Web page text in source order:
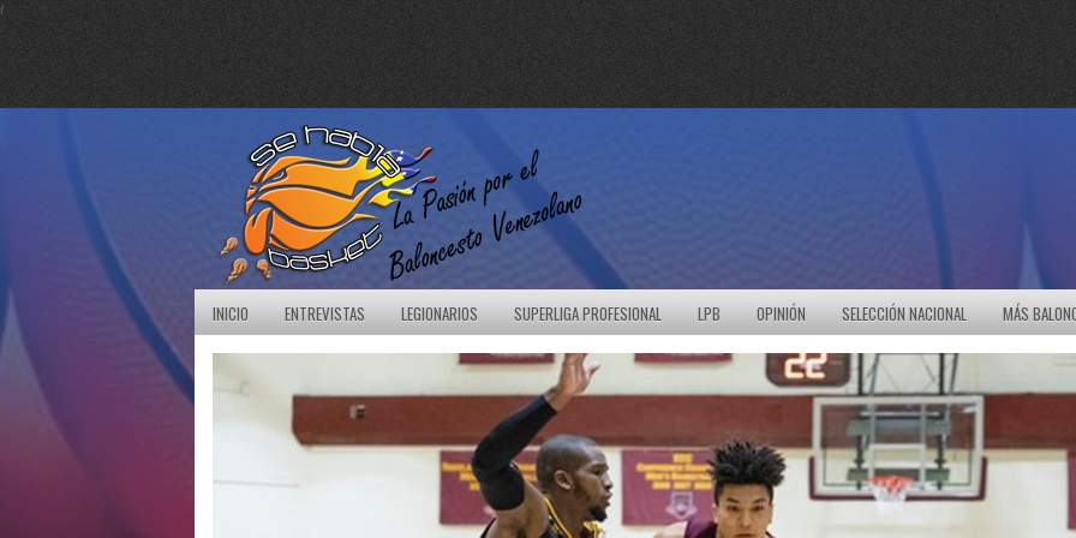
r
INICIO ENTREVISTAS LEGIONARIOS SUPERLIGA PROFESIONAL LPB OPINIÓN SELECCIÓN NACIONAL MÁS